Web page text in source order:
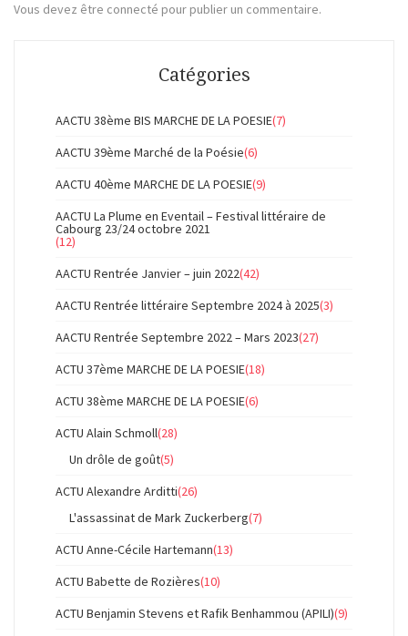
Vous devez être connecté pour publier un commentaire.
Catégories
AACTU 38ème BIS MARCHE DE LA POESIE(7)
AACTU 39ème Marché de la Poésie(6)
AACTU 40ème MARCHE DE LA POESIE(9)
AACTU La Plume en Eventail – Festival littéraire de
Cabourg 23/24 octobre 2021
(12)
AACTU Rentrée Janvier – juin 2022(42)
AACTU Rentrée littéraire Septembre 2024 à 2025(3)
AACTU Rentrée Septembre 2022 – Mars 2023(27)
ACTU 37ème MARCHE DE LA POESIE(18)
ACTU 38ème MARCHE DE LA POESIE(6)
ACTU Alain Schmoll(28)
Un drôle de goût(5)
ACTU Alexandre Arditti(26)
L'assassinat de Mark Zuckerberg(7)
ACTU Anne-Cécile Hartemann(13)
ACTU Babette de Rozières(10)
ACTU Benjamin Stevens et Rafik Benhammou (APILI)(9)